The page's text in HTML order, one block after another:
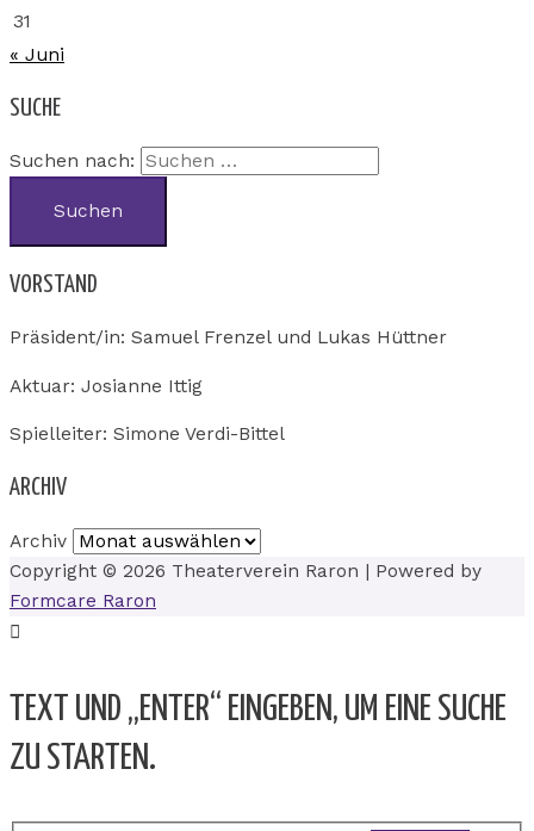
31
« Juni
SUCHE
Suchen nach:
VORSTAND
Präsident/in: Samuel Frenzel und Lukas Hüttner
Aktuar: Josianne Ittig
Spielleiter: Simone Verdi-Bittel
ARCHIV
Archiv
Copyright © 2026 Theaterverein Raron | Powered by
Formcare Raron
TEXT UND „ENTER“ EINGEBEN, UM EINE SUCHE
ZU STARTEN.